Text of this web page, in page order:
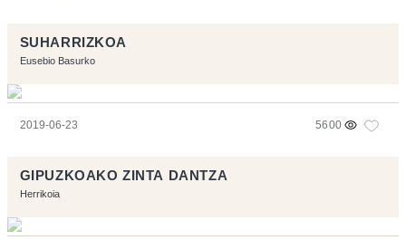
SUHARRIZKOA
Eusebio Basurko
2019-06-23 5600
GIPUZKOAKO ZINTA DANTZA
Herrikoia